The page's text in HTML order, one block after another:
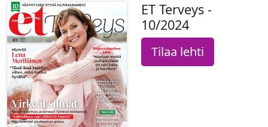
ET Terveys -
10/2024
Tilaa lehti